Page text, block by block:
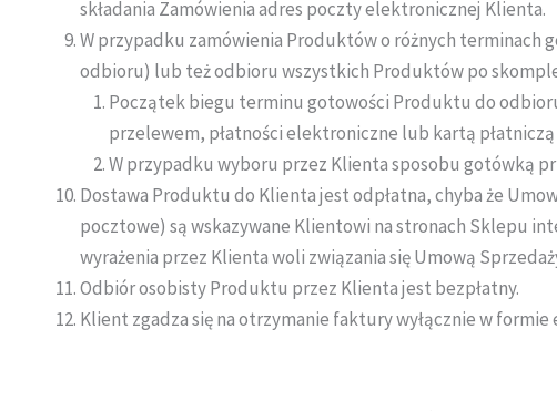
składania Zamówienia adres poczty elektronicznej Klienta.
W przypadku zamówienia Produktów o różnych terminach
odbioru) lub też odbioru wszystkich Produktów po
Początek biegu terminu gotowości Produktu do
przelewem, płatności elektroniczne lub kartą
W przypadku wyboru przez Klienta sposobu gotówką
Dostawa Produktu do Klienta jest odpłatna, chyba że
pocztowe) są wskazywane Klientowi na stronach Sklepu
wyrażenia przez Klienta woli związania się Umową
Odbiór osobisty Produktu przez Klienta jest bezpłatny.
Klient zgadza się na otrzymanie faktury wyłącznie w